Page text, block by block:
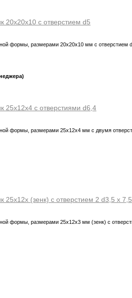
20х20х10 с отверстием d5
формы, размерами 20х20х10 мм с отверстием
25х12х4 с отверстиями d6,4
формы, размерами 25х12х4 мм с двумя
25х12х (зенк) с отверстием 2 d3,5 х 7,5
формы, размерами 25х12х3 мм (зенк) с